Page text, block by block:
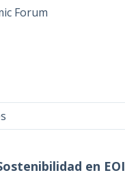
Forum
en EOI